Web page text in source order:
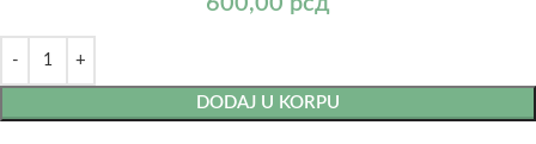
DODAJ U KORPU